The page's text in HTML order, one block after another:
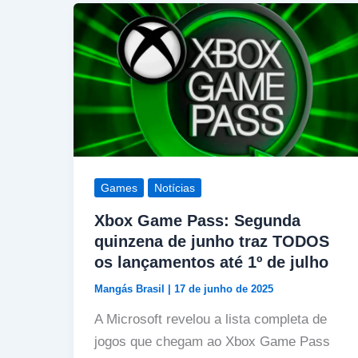
Games Notícias
Xbox Game Pass: Segunda
quinzena de junho traz TODOS
os lançamentos até 1º de julho
Mangás Brasil | 17 de junho de 2025
A Microsoft revelou a lista completa de
jogos que chegam ao Xbox Game Pass